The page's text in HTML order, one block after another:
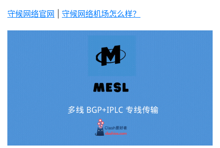
守候网络官网 守候网络机场怎么样？